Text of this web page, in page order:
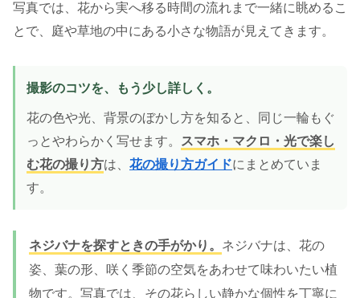
写真では、花から実へ移る時間の流れまで一緒に眺めるこ
とで、庭や草地の中にある小さな物語が見えてきます。
撮影のコツを、もう少し詳しく。
花の色や光、背景のぼかし方を知ると、同じ一輪もぐ
っとやわらかく写せます。
スマホ・マクロ・光で楽し
む花の撮り方は、 花の撮り方ガイドにまとめていま
す。
ネジバナを探すときの手がかり。 ネジバナは、花の
姿、葉の形、咲く季節の空気をあわせて味わいたい植
物です。写真では、その花らしい静かな個性を丁寧に